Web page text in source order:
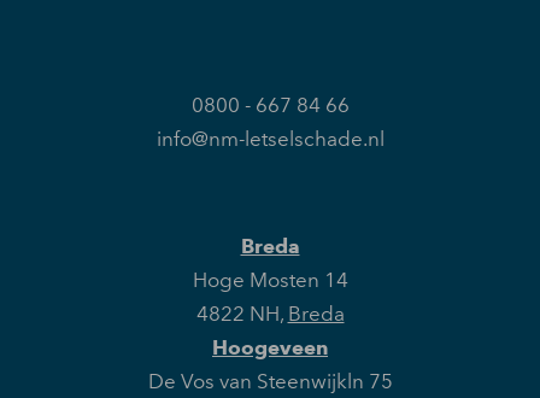
0800 - 667 84 66
info@nm-letselschade.nl
Breda
Hoge Mosten 14
4822 NH, Breda
Hoogeveen
De Vos van Steenwijkln 75